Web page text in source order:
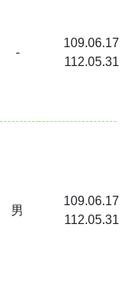
-
109.06.17
112.05.31
男
109.06.17
112.05.31